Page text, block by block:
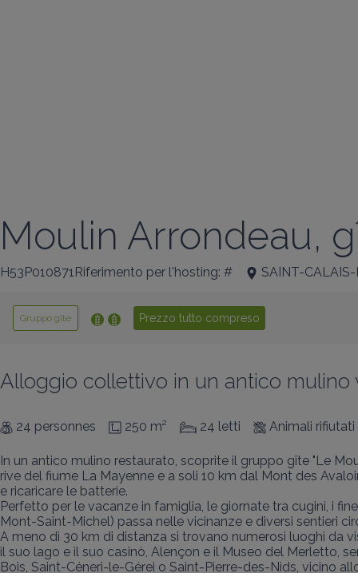
Moulin Arrondeau,
H53P010871Riferimento per l'hosting: # SAINT-
Gruppo gîte Prezzo tutto compreso
Alloggio collettivo in un antico mulino
24 personnes 250 m² 24 letti Animali rifiutati
In un antico mulino restaurato, scoprite il gruppo gîte "Le
rive del fiume La Mayenne e a soli 10 km dal Mont des
e ricaricare le batterie.
Perfetto per le vacanze in famiglia, le giornate tra cugini, i
Mont-Saint-Michel) passa nelle vicinanze e diversi sentieri
A meno di 30 km di distanza si trovano numerosi luoghi da
il suo lago e il suo casinò, Alençon e il Museo del Merletto,
Bois, Saint-Céneri-le-Gérei o Saint-Pierre-des-Nids, vicino